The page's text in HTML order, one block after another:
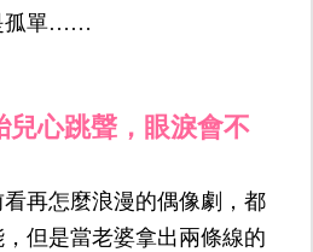
孤單……
兒心跳聲，眼淚會不
再怎麼浪漫的偶像劇，都
但是當老婆拿出兩條線的